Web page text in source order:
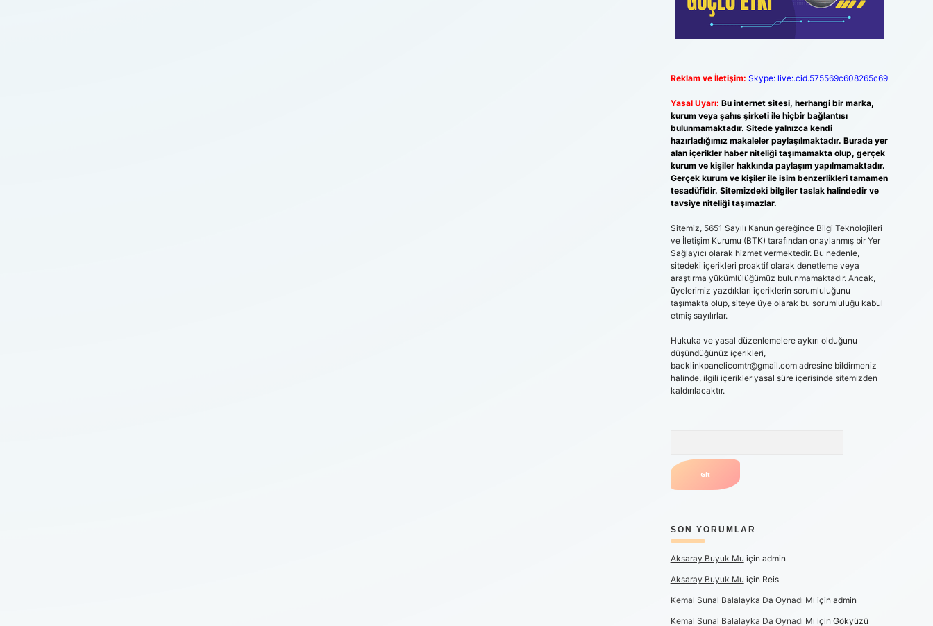
Reklam ve İletişim: Skype: live:.cid.575569c608265c69
Yasal Uyarı: Bu internet sitesi, herhangi bir marka,
kurum veya şahıs şirketi ile hiçbir bağlantısı
bulunmamaktadır. Sitede yalnızca kendi
hazırladığımız makaleler paylaşılmaktadır. Burada yer
alan içerikler haber niteliği taşımamakta olup, gerçek
kurum ve kişiler hakkında paylaşım yapılmamaktadır.
Gerçek kurum ve kişiler ile isim benzerlikleri tamamen
tesadüfidir. Sitemizdeki bilgiler taslak halindedir ve
tavsiye niteliği taşımazlar.
Sitemiz, 5651 Sayılı Kanun gereğince Bilgi Teknolojileri
ve İletişim Kurumu (BTK) tarafından onaylanmış bir Yer
Sağlayıcı olarak hizmet vermektedir. Bu nedenle,
sitedeki içerikleri proaktif olarak denetleme veya
araştırma yükümlülüğümüz bulunmamaktadır. Ancak,
üyelerimiz yazdıkları içeriklerin sorumluluğunu
taşımakta olup, siteye üye olarak bu sorumluluğu kabul
etmiş sayılırlar.
Hukuka ve yasal düzenlemelere aykırı olduğunu
düşündüğünüz içerikleri,
backlinkpanelicomtr@gmail.comadresine bildirmeniz
halinde, ilgili içerikler yasal süre içerisinde sitemizden
kaldırılacaktır.
SON YORUMLAR
Aksaray Buyuk Mu için admin
Aksaray Buyuk Mu için Reis
Kemal Sunal Balalayka Da Oynadı Mı için admin
Kemal Sunal Balalayka Da Oynadı Mı için Gökyüzü